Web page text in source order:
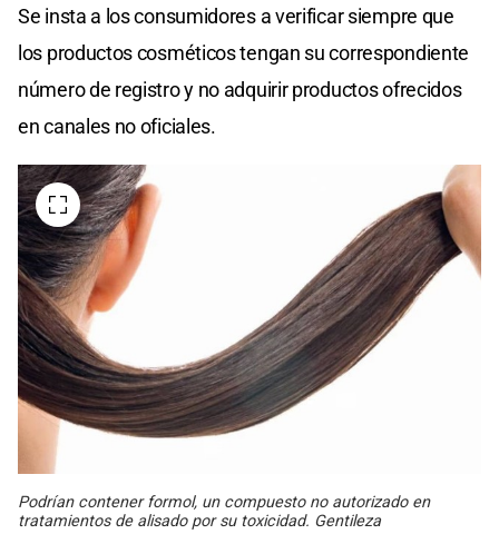
Se insta a los consumidores a verificar siempre que
los productos cosméticos tengan su correspondiente
número de registro y no adquirir productos ofrecidos
en canales no oficiales.
Podrían contener formol, un compuesto no autorizado en
tratamientos de alisado por su toxicidad. Gentileza